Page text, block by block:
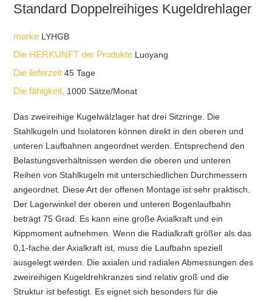
Standard Doppelreihiges Kugeldrehlager
marke LYHGB
Die HERKUNFT der Produkte Luoyang
Die lieferzeit45 Tage
Die fähigkeit, 1000 Sätze/Monat
Das zweireihige Kugelwälzlager hat drei Sitzringe. Die
Stahlkugeln und Isolatoren können direkt in den oberen und
unteren Laufbahnen angeordnet werden. Entsprechend den
Belastungsverhältnissen werden die oberen und unteren
Reihen von Stahlkugeln mit unterschiedlichen Durchmessern
angeordnet. Diese Art der offenen Montage ist sehr praktisch.
Der Lagerwinkel der oberen und unteren Bogenlaufbahn
beträgt 75 Grad. Es kann eine große Axialkraft und ein
Kippmoment aufnehmen. Wenn die Radialkraft größer als das
0,1-fache der Axialkraft ist, muss die Laufbahn speziell
ausgelegt werden. Die axialen und radialen Abmessungen des
zweireihigen Kugeldrehkranzes sind relativ groß und die
Struktur ist befestigt. Es eignet sich besonders für die